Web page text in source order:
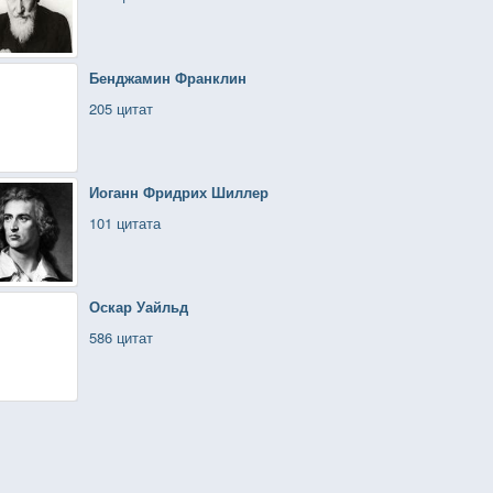
Бенджамин Франклин
205 цитат
Иоганн Фридрих Шиллер
101 цитата
Оскар Уайльд
586 цитат